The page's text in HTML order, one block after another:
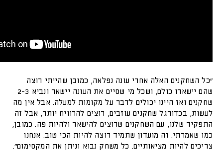
"כל השחקנים האלה אחרי עונה נפלאה, כמובן שהייתי רוצה
שהם יישארו כולם, ושכל מי שסיים את העונה יישאר ונביא 2-3
שחקנים ואז היינו יכולים לדבר על מקומות למעלה. אבל אין מה
לעשות, בכדורגל שחקנים עוזבים, רוצים להרוויח יותר, אבל זה
התפקיד שלנו, עם השחקנים שרוצים להישאר ולהיות פה. כמובן,
כמו שאמרתי. זה מועדון שתמיד רוצה להיות הכי טוב. אנחנו
צריכים להיות מציאותיים. כל משחק נבוא וניתן את המקסימום".